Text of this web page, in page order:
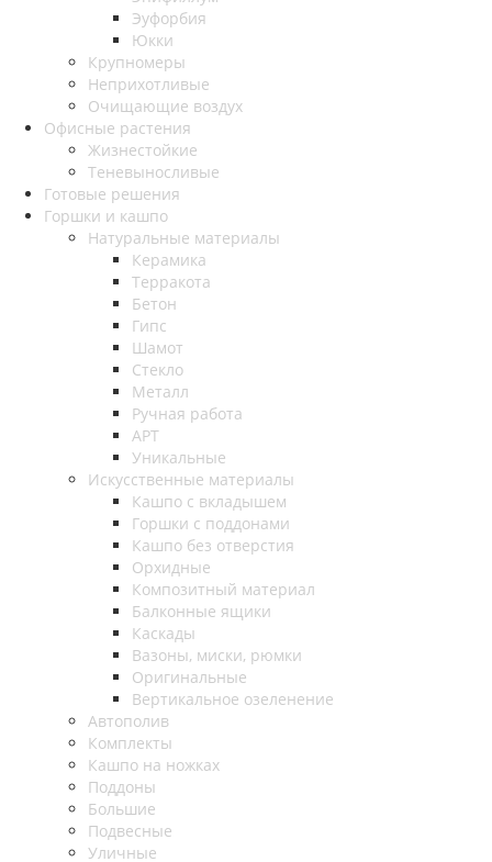
Эуфорбия
Юкки
Крупномеры
Неприхотливые
Очищающие воздух
Офисные растения
Жизнестойкие
Теневыносливые
Готовые решения
Горшки и кашпо
Натуральные материалы
Керамика
Терракота
Бетон
Гипс
Шамот
Стекло
Металл
Ручная работа
АРТ
Уникальные
Искусственные материалы
Кашпо с вкладышем
Горшки с поддонами
Кашпо без отверстия
Орхидные
Композитный материал
Балконные ящики
Каскады
Вазоны, миски, рюмки
Оригинальные
Вертикальное озеленение
Автополив
Комплекты
Кашпо на ножках
Поддоны
Большие
Подвесные
Уличные